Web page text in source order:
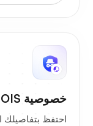
خصوصية WHOIS
احتفظ